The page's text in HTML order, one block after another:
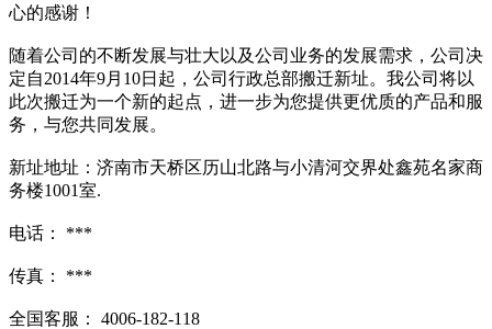
心的感谢！
随着公司的不断发展与壮大以及公司业务的发展需求，公司决
定自2014年9月10日起，公司行政总部搬迁新址。我公司将以
此次搬迁为一个新的起点，进一步为您提供更优质的产品和服
务，与您共同发展。
新址地址：济南市天桥区历山北路与小清河交界处鑫苑名家商
务楼1001室.
电话： ***
传真： ***
全国客服： 4006-182-118